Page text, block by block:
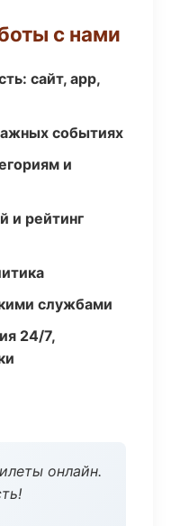
с нами
сайт, app,
событиях
и
и рейтинг
службами
24/7,
онлайн.